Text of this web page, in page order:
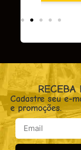
RECEBA
Cadastre seu e-
e promoções.